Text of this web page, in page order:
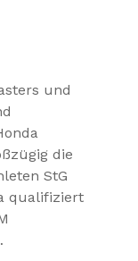
und
die
StG
qualifiziert